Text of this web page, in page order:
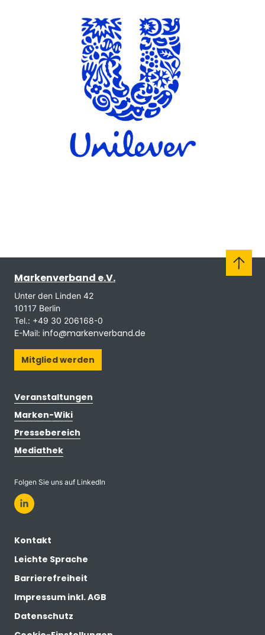
Markenverband e.V.
Unter den Linden 42
10117 Berlin
Tel.: +49 30 206168-0
E-Mail: info@markenverband.de
Mitglied werden
Veranstaltungen
Marken-Wiki
Pressebereich
Mediathek
Folgen Sie uns auf LinkedIn
Kontakt
Leichte Sprache
Barrierefreiheit
Impressum inkl. AGB
Datenschutz